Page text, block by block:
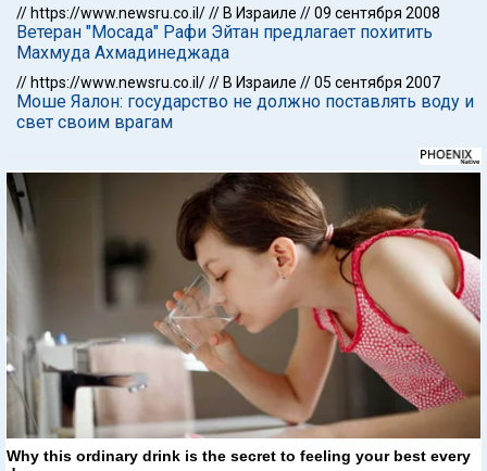
// https://www.newsru.co.il/// В Израиле //09 сентября 2008
Ветеран "Мосада" Рафи Эйтан предлагает похитить
Махмуда Ахмадинеджада
// https://www.newsru.co.il/// В Израиле //05 сентября 2007
Моше Яалон: государство не должно поставлять воду и
свет своим врагам
Why this ordinary drink is the secret to feeling your best every